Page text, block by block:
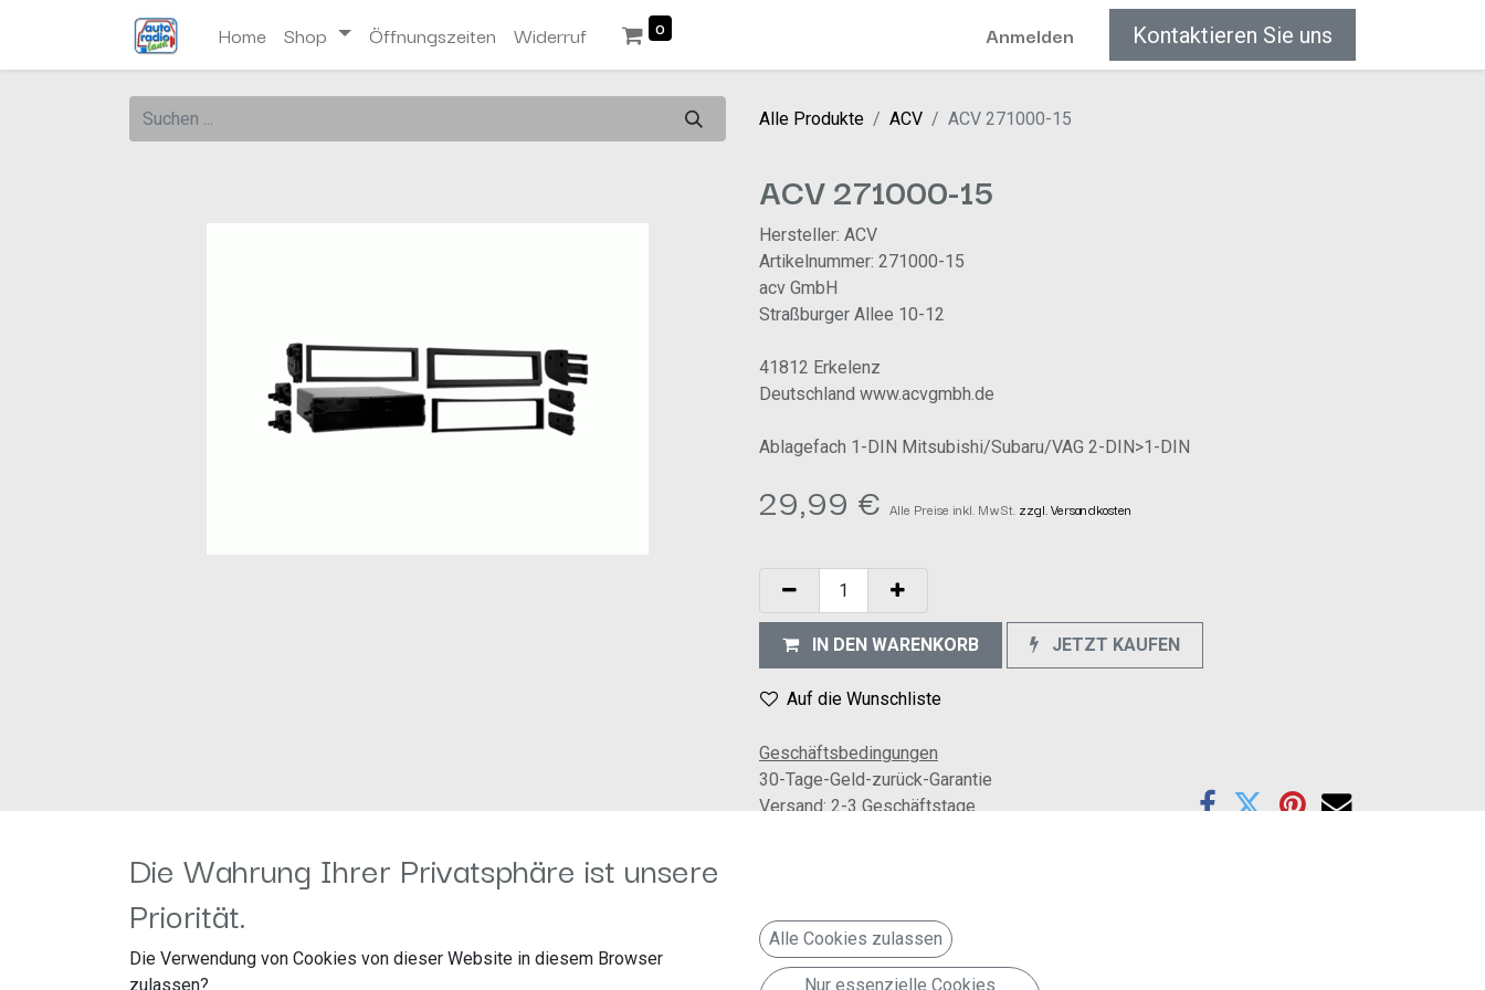
Home Shop Öffnungszeiten Widerruf 0 Anmelden Kontaktieren Sie uns
Alle Produkte ACV ACV 271000-15
ACV 271000-15
Hersteller: ACV
Artikelnummer: 271000-15
acv GmbH
Straßburger Allee 10-12
41812 Erkelenz
Deutschland www.acvgmbh.de
Ablagefach 1-DIN Mitsubishi/Subaru/VAG 2-DIN>1-DIN
29,99 € Alle Preise inkl. MwSt. zzgl. Versandkosten
IN DEN WARENKORB JETZT KAUFEN
Auf die Wunschliste
Geschäftsbedingungen
30-Tage-Geld-zurück-Garantie
Versand: 2-3 Geschäftstage
Hinweis:
Ablagefach mit geeigneten Mitteln zusätzlich fixieren wenn notwendig
Die Wahrung Ihrer Privatsphäre ist unsere
Priorität.
Die Verwendung von Cookies von dieser Website in diesem Browser
zulassen?
Alle Cookies zulassen
Nur essenzielle Cookies